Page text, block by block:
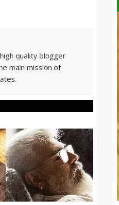
quality blogger
main mission of